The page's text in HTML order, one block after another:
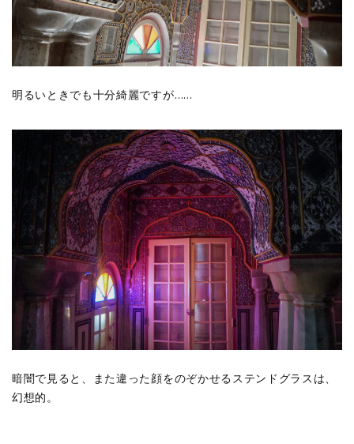
明るいときでも十分綺麗ですが……
暗闇で見ると、また違った顔をのぞかせるステンドグラスは、
幻想的。